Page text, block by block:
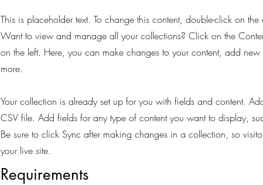
This is placeholder text. To change this content, double-click on
Want to view and manage all your collections? Click on the
on the left. Here, you can make changes to your content, add
more.
Your collection is already set up for you with fields and content.
CSV file. Add fields for any type of content you want to display,
Be sure to click Sync after making changes in a collection, so
your live site.
Requirements